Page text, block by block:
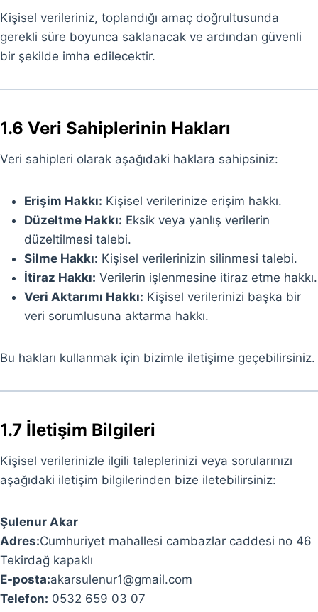
Kişisel verileriniz, toplandığı amaç doğrultusunda
gerekli süre boyunca saklanacak ve ardından güvenli
bir şekilde imha edilecektir.
1.6 Veri Sahiplerinin Hakları
Veri sahipleri olarak aşağıdaki haklara sahipsiniz:
Erişim Hakkı: Kişisel verilerinize erişim hakkı.
Düzeltme Hakkı: Eksik veya yanlış verilerin
düzeltilmesi talebi.
Silme Hakkı: Kişisel verilerinizin silinmesi talebi.
İtiraz Hakkı: Verilerin işlenmesine itiraz etme hakkı.
Veri Aktarımı Hakkı: Kişisel verilerinizi başka bir
veri sorumlusuna aktarma hakkı.
Bu hakları kullanmak için bizimle iletişime geçebilirsiniz.
1.7 İletişim Bilgileri
Kişisel verilerinizle ilgili taleplerinizi veya sorularınızı
aşağıdaki iletişim bilgilerinden bize iletebilirsiniz:
Şulenur Akar
Adres:Cumhuriyet mahallesi cambazlar caddesi no 46
Tekirdağ kapaklı
E-posta:akarsulenur1@gmail.com
Telefon: 0532 659 03 07